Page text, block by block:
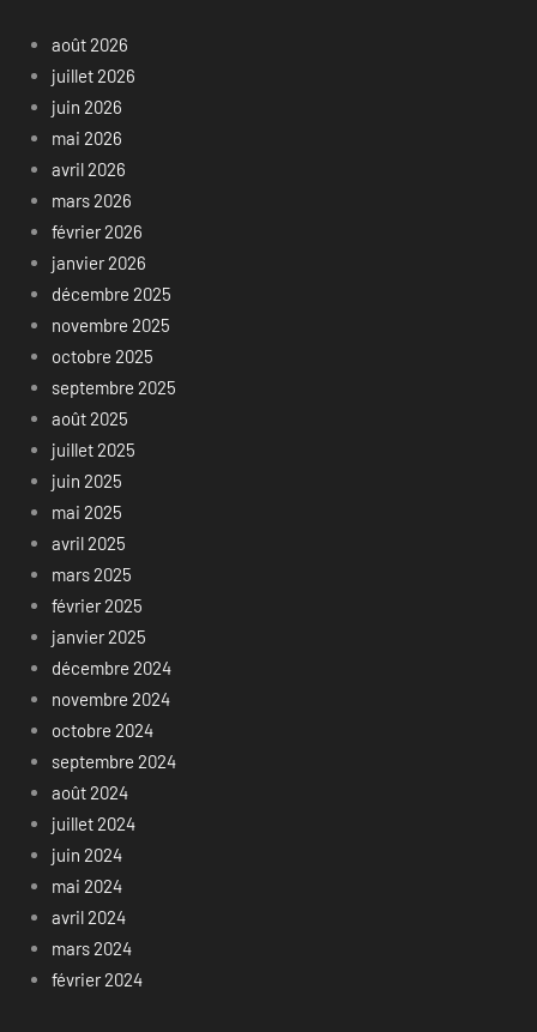
août 2026
juillet 2026
juin 2026
mai 2026
avril 2026
mars 2026
février 2026
janvier 2026
décembre 2025
novembre 2025
octobre 2025
septembre 2025
août 2025
juillet 2025
juin 2025
mai 2025
avril 2025
mars 2025
février 2025
janvier 2025
décembre 2024
novembre 2024
octobre 2024
septembre 2024
août 2024
juillet 2024
juin 2024
mai 2024
avril 2024
mars 2024
février 2024